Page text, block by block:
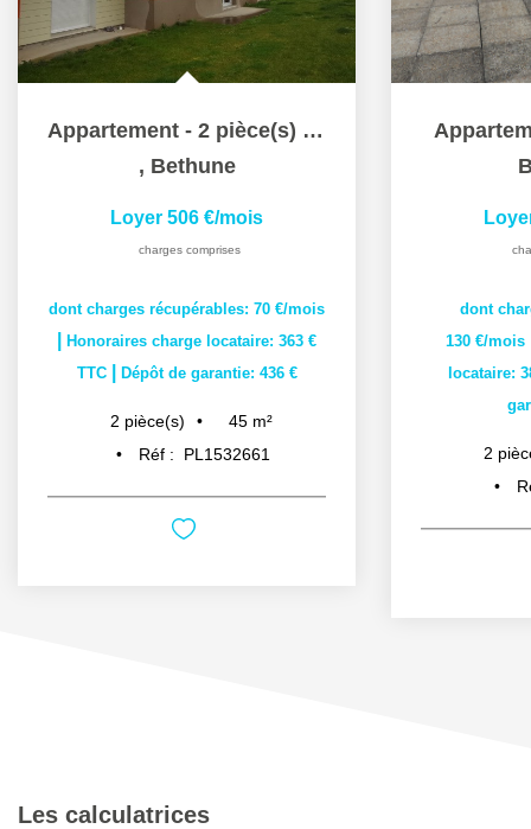
Appartement - 2 pièce(s) - 45 m2
, Bethune
Loyer 506 €/mois
charges comprises
dont charges récupérables: 70 €/mois
Honoraires charge locataire: 363 €
TTC
Dépôt de garantie: 436 €
2 pièce(s) 45 m²
Réf :
PL1532661
dont
130 €/mois
locataire:
2
Les calculatrices